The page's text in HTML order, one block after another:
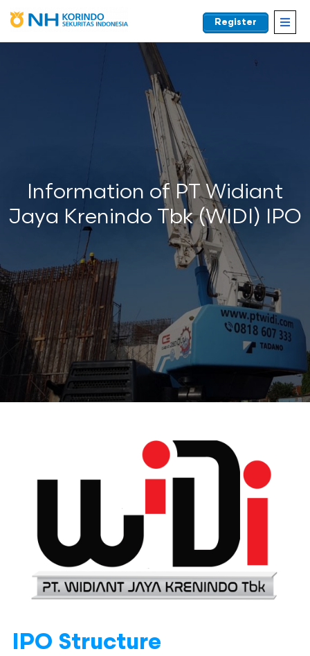
Register
Information of PT Widiant
Jaya Krenindo Tbk (WIDI) IPO
IPO Structure